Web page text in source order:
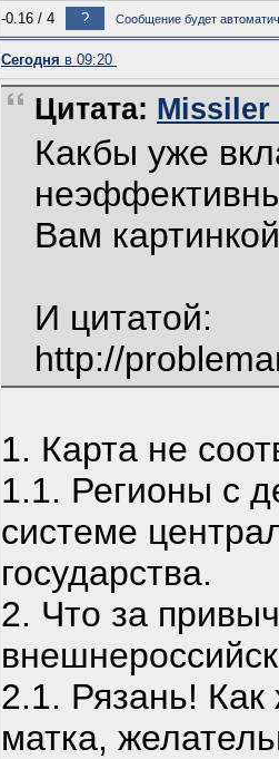
-0.16 / 4 ? Сообщение будет
Сегодня в 09:20
Цитата: Missiler
Какбы уже
Вам
И цитатой:
http://
1. Карта не
1.1. Регионы с
системе
государства.
2. Что за
2.1. Рязань!
матка,